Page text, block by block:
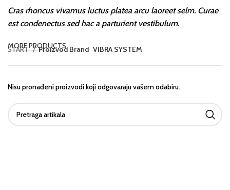
Cras rhoncus vivamus luctus platea arcu laoreet selm. Curae
est condenectus sed hac a parturient vestibulum.
MORE PRODUCTS
START Proizvod Brand VIBRA SYSTEM
Nisu pronađeni proizvodi koji odgovaraju vašem odabiru.